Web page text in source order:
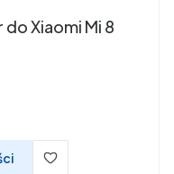
Xiaomi Mi 8